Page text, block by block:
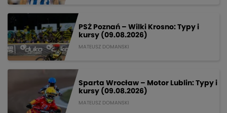
PSŻ Poznań – Wilki Krosno: Typy i
kursy (09.08.2026)
MATEUSZ DOMANSKI
Sparta Wrocław – Motor Lublin: Typy i
kursy (09.08.2026)
MATEUSZ DOMANSKI